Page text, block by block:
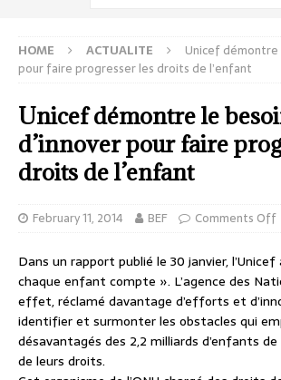
HOME ACTUALITE
Unicef démontre
pour faire progresser les droits de l’enfant
Unicef démontre le
d’innover pour faire
droits de l’enfant
February 11, 2014 BEF Comments Off
Dans un rapport publié le 30 janvier,
chaque enfant compte ». L’agence des
effet, réclamé davantage d’efforts et
identifier et surmonter les obstacles qui
désavantagés des 2,2 milliards d’enfants
de leurs droits.